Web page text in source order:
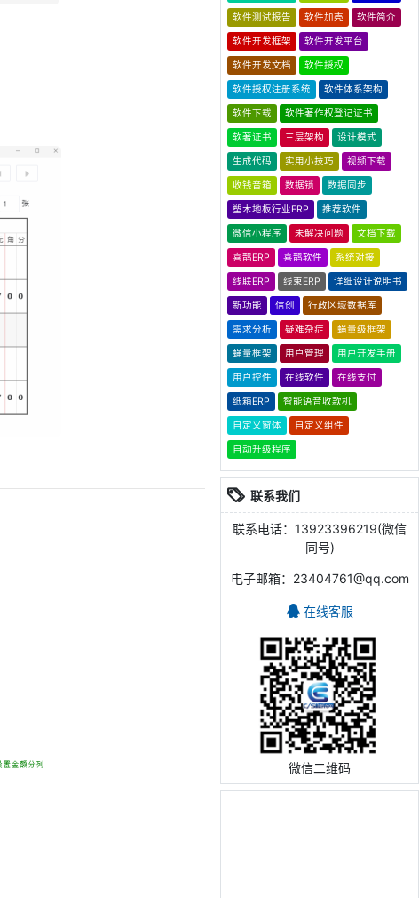
软件测试报告 软件加壳 软件简介
软件开发框架 软件开发平台
软件开发文档 软件授权
软件授权注册系统 软件体系架构
软件下载 软件著作权登记证书
软著证书 三层架构 设计模式
生成代码 实用小技巧 视频下载
收钱音箱 数据锁 数据同步
塑木地板行业ERP 推荐软件
微信小程序 未解决问题 文档下载
喜鹊ERP 喜鹊软件 系统对接
线联ERP 线束ERP 详细设计说明书
新功能 信创 行政区域数据库
需求分析 疑难杂症 蝇量级框架
蝇量框架 用户管理 用户开发手册
用户控件 在线软件 在线支付
纸箱ERP 智能语音收款机
自定义窗体 自定义组件
自动升级程序
联系我们
联系电话：13923396219(微信
同号)
电子邮箱：23404761@qq.com
在线客服
微信二维码